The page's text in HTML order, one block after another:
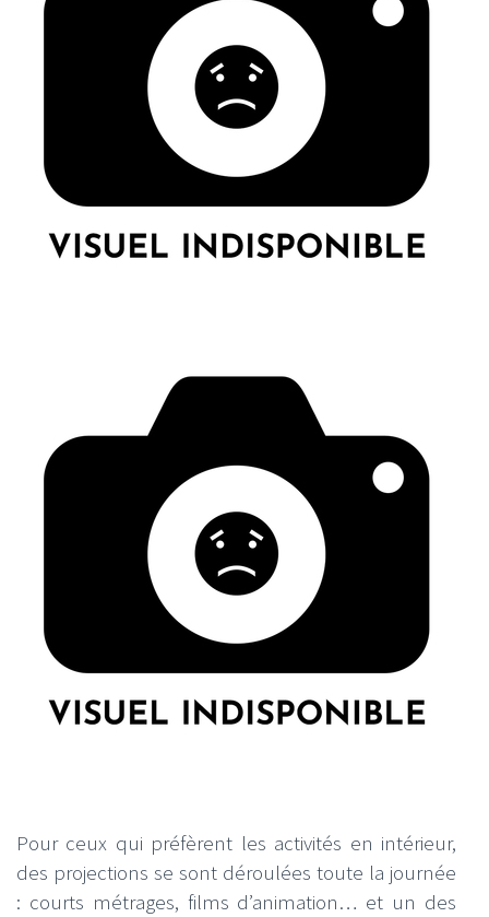
Pour ceux qui préfèrent les activités en intérieur,
des projections se sont déroulées toute la journée
: courts métrages, films d’animation… et un des